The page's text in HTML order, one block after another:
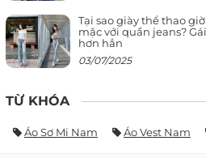
Tại sao giày thể thao
mặc với quần jeans?
hơn hẳn
03/07/2025
TỪ KHÓA
Áo Sơ Mi Nam Áo Vest Nam